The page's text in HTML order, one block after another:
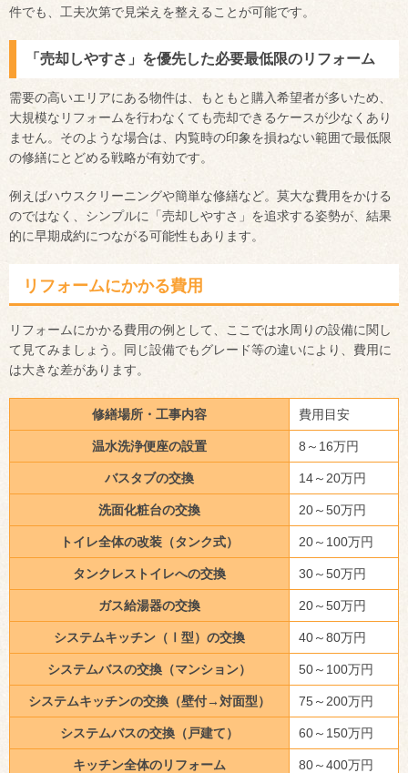
件でも、工夫次第で見栄えを整えることが可能です。
「売却しやすさ」を優先した必要最低限のリフォーム
需要の高いエリアにある物件は、もともと購入希望者が多いため、
大規模なリフォームを行わなくても売却できるケースが少なくあり
ません。そのような場合は、内覧時の印象を損ねない範囲で最低限
の修繕にとどめる戦略が有効です。
例えばハウスクリーニングや簡単な修繕など。莫大な費用をかける
のではなく、シンプルに「売却しやすさ」を追求する姿勢が、結果
的に早期成約につながる可能性もあります。
リフォームにかかる費用
リフォームにかかる費用の例として、ここでは水周りの設備に関し
て見てみましょう。同じ設備でもグレード等の違いにより、費用に
は大きな差があります。
修繕場所・工事内容 費用目安
温水洗浄便座の設置 8～16万円
バスタブの交換 14～20万円
洗面化粧台の交換 20～50万円
トイレ全体の改装（タンク式） 20～100万円
タンクレストイレへの交換 30～50万円
ガス給湯器の交換 20～50万円
システムキッチン（Ⅰ型）の交換 40～80万円
システムバスの交換（マンション） 50～100万円
システムキッチンの交換（壁付→対面型） 75～200万円
システムバスの交換（戸建て） 60～150万円
キッチン全体のリフォーム 80～400万円